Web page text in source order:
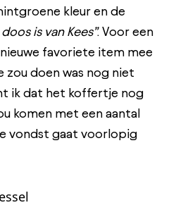
kleur en de
doos is van Kees”. Voor een
favoriete item mee
zou doen was nog niet
ik dat het koffertje nog
komen met een aantal
vondst gaat voorlopig